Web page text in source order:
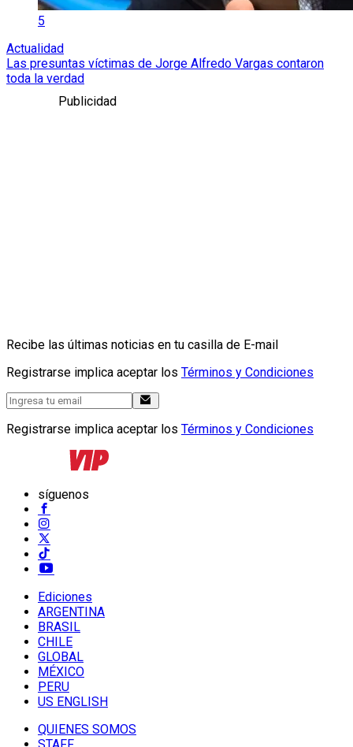
5
Actualidad
Las presuntas víctimas de Jorge Alfredo Vargas contaron
toda la verdad
Publicidad
Recibe las últimas noticias en tu casilla de E-mail
Registrarse implica aceptar los Términos y Condiciones
Registrarse implica aceptar los Términos y Condiciones
síguenos
Ediciones
ARGENTINA
BRASIL
CHILE
GLOBAL
MÉXICO
PERU
US ENGLISH
QUIENES SOMOS